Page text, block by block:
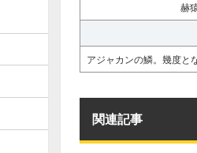
赫
アジャカンの鱗。幾度と
関連記事